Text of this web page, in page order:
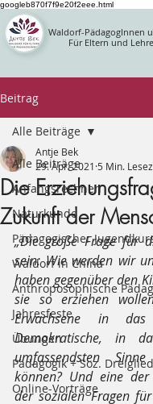
googleb870f7f9e20f2eee.html
Waldorf-PädagogInnen
Für Eltern und
Beitrag
Alle Beiträge
Anfangsrechnen
Naturkunde
Pädagogischer
Waldorf in China
Anthroposophische
Jahresfeste
Übungen
Pädagogik + Soz.
Online-Vorträge
Alle Beiträge
Die
Zukunft der
Antje Bek
29. Apr. 2021 5 Min.
„Die große Frage für
sein: Wie werden wir
haben gegenüber den
sie so erziehen
Erwachsene in
Demokratische, in
umfassendsten Sinne
können? Und eine der
der sozialen Fragen